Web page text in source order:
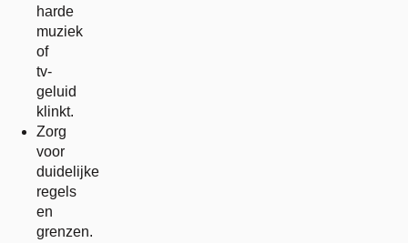
harde
muziek
of
tv-
geluid
klinkt.
Zorg
voor
duidelijke
regels
en
grenzen.